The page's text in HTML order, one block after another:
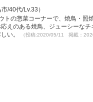
/40代/Lv.33）
の惣菜コーナーで、焼鳥・照
えのある焼鳥、ジューシーな
い。
（投稿:2020/05/11 掲載：